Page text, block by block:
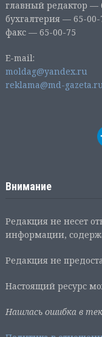
главный редактор —
бухгалтерия — 65-00-
факс — 65-00-75
E-mail:
moldag@yandex.ru
reklama@md-
Внимание
Редакция не несет
информации,
Редакция не
Настоящий ресурс
Нашлась ошибка в